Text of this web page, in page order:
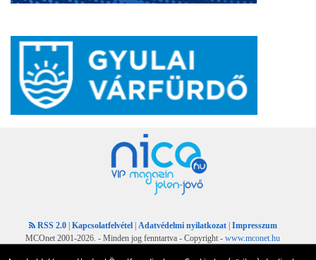
RSS 2.0 | Kapcsolatfelvétel | Adatvédelmi nyilatkozat | Impresszum
MCOnet 2001-2026. - Minden jog fenntartva - Copyright - www.mconet.hu